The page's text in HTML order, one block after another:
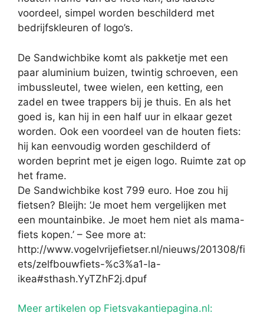
voordeel, simpel worden beschilderd met
bedrijfskleuren of logo’s.
De Sandwichbike komt als pakketje met een
paar aluminium buizen, twintig schroeven, een
imbussleutel, twee wielen, een ketting, een
zadel en twee trappers bij je thuis. En als het
goed is, kan hij in een half uur in elkaar gezet
worden. Ook een voordeel van de houten fiets:
hij kan eenvoudig worden geschilderd of
worden beprint met je eigen logo. Ruimte zat op
het frame.
De Sandwichbike kost 799 euro. Hoe zou hij
fietsen? Bleijh: ‘Je moet hem vergelijken met
een mountainbike. Je moet hem niet als mama-
fiets kopen.’ – See more at:
http://www.vogelvrijefietser.nl/nieuws/201308/fi
ets/zelfbouwfiets-%c3%a1-la-
ikea#sthash.YyTZhF2j.dpuf
Meer artikelen op Fietsvakantiepagina.nl: